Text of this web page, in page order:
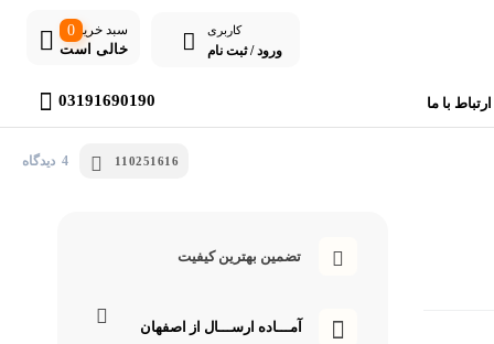
کاربری
ورود / ثبت نام
سبد خرید
خالی است
0
ارتباط با ما 03191690190
110251616 4 دیدگاه
تضمین بهترین کیفیت
آمـــاده ارســـال از اصفهان